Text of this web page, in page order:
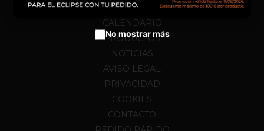
NOSOTROS
CALENDARIO
PRODUCTOS
NOTICIAS
AVISO LEGAL
PRIVACIDAD
COOKIES
CONTACTO
No mostrar más